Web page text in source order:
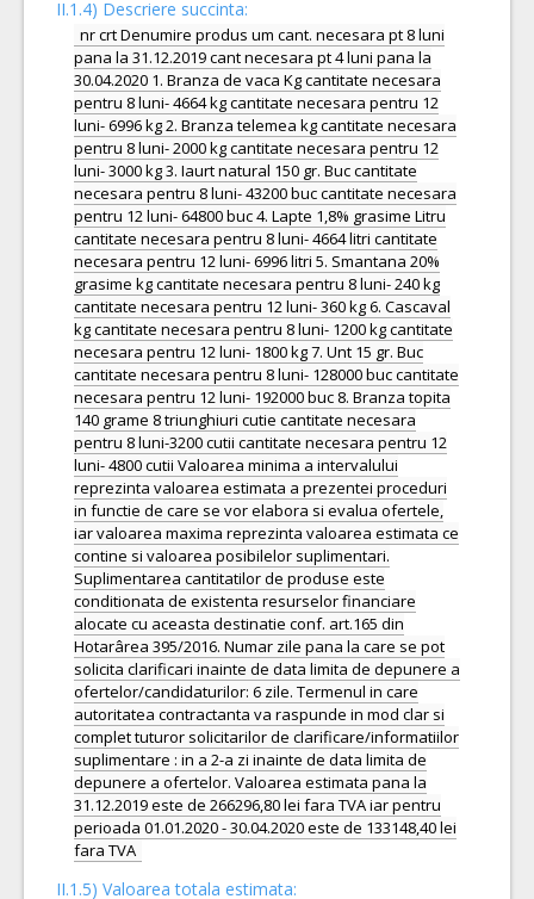
II.1.4) Descriere succinta:
nr crt Denumire produs um cant. necesara pt 8 luni
pana la 31.12.2019 cant necesara pt 4 luni pana la
30.04.2020 1. Branza de vaca Kg cantitate necesara
pentru 8 luni- 4664 kg cantitate necesara pentru 12
luni- 6996 kg 2. Branza telemea kg cantitate necesara
pentru 8 luni- 2000 kg cantitate necesara pentru 12
luni- 3000 kg 3. Iaurt natural 150 gr. Buc cantitate
necesara pentru 8 luni- 43200 buc cantitate necesara
pentru 12 luni- 64800 buc 4. Lapte 1,8% grasime Litru
cantitate necesara pentru 8 luni- 4664 litri cantitate
necesara pentru 12 luni- 6996 litri 5. Smantana 20%
grasime kg cantitate necesara pentru 8 luni- 240 kg
cantitate necesara pentru 12 luni- 360 kg 6. Cascaval
kg cantitate necesara pentru 8 luni- 1200 kg cantitate
necesara pentru 12 luni- 1800 kg 7. Unt 15 gr. Buc
cantitate necesara pentru 8 luni- 128000 buc cantitate
necesara pentru 12 luni- 192000 buc 8. Branza topita
140 grame 8 triunghiuri cutie cantitate necesara
pentru 8 luni-3200 cutii cantitate necesara pentru 12
luni- 4800 cutii Valoarea minima a intervalului
reprezinta valoarea estimata a prezentei proceduri
in functie de care se vor elabora si evalua ofertele,
iar valoarea maxima reprezinta valoarea estimata ce
contine si valoarea posibilelor suplimentari.
Suplimentarea cantitatilor de produse este
conditionata de existenta resurselor financiare
alocate cu aceasta destinatie conf. art.165 din
Hotarârea 395/2016. Numar zile pana la care se pot
solicita clarificari inainte de data limita de depunere a
ofertelor/candidaturilor: 6 zile. Termenul in care
autoritatea contractanta va raspunde in mod clar si
complet tuturor solicitarilor de clarificare/informatiilor
suplimentare : in a 2-a zi inainte de data limita de
depunere a ofertelor. Valoarea estimata pana la
31.12.2019 este de 266296,80 lei fara TVA iar pentru
perioada 01.01.2020 - 30.04.2020 este de 133148,40 lei
fara TVA
II.1.5) Valoarea totala estimata: